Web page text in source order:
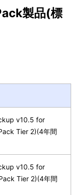
製品(標
v10.5 for
Tier 2)(4年間
v10.5 for
Tier 2)(4年間